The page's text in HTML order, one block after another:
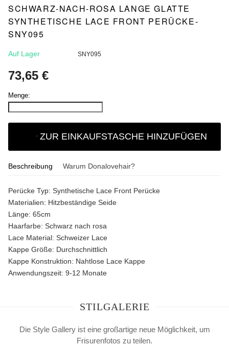
SCHWARZ-NACH-ROSA LANGE GLATTE
SYNTHETISCHE LACE FRONT PERÜCKE-
SNY095
Auf Lager SNY095
73,65 €
Menge:
ZUR EINKAUFSTASCHE HINZUFÜGEN
Beschreibung Warum Donalovehair?
Perücke Typ: Synthetische Lace Front Perücke
Materialien: Hitzbeständige Seide
Länge: 65cm
Haarfarbe: Schwarz nach rosa
Lace Material: Schweizer Lace
Kappe Größe: Durchschnittlich
Kappe Konstruktion: Nahtlose Lace Kappe
Anwendungszeit: 9-12 Monate
STILGALERIE
Die Style Gallery ist eine großartige neue Möglichkeit, um
Frisurenfotos zu teilen.